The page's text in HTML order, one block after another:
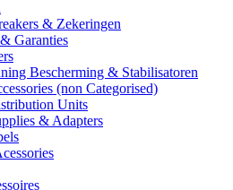
& Zekeringen
Garanties
Bescherming & Stabilisatoren
(non Categorised)
Units
& Adapters